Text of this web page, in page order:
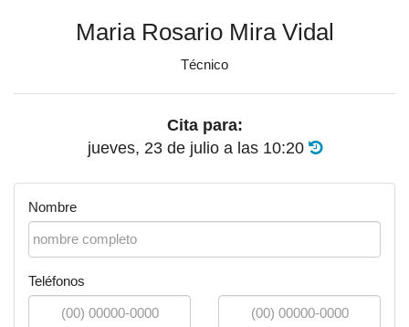
Maria Rosario Mira Vidal
Técnico
Cita para:
jueves, 23 de julio a las 10:20
Nombre
Teléfonos